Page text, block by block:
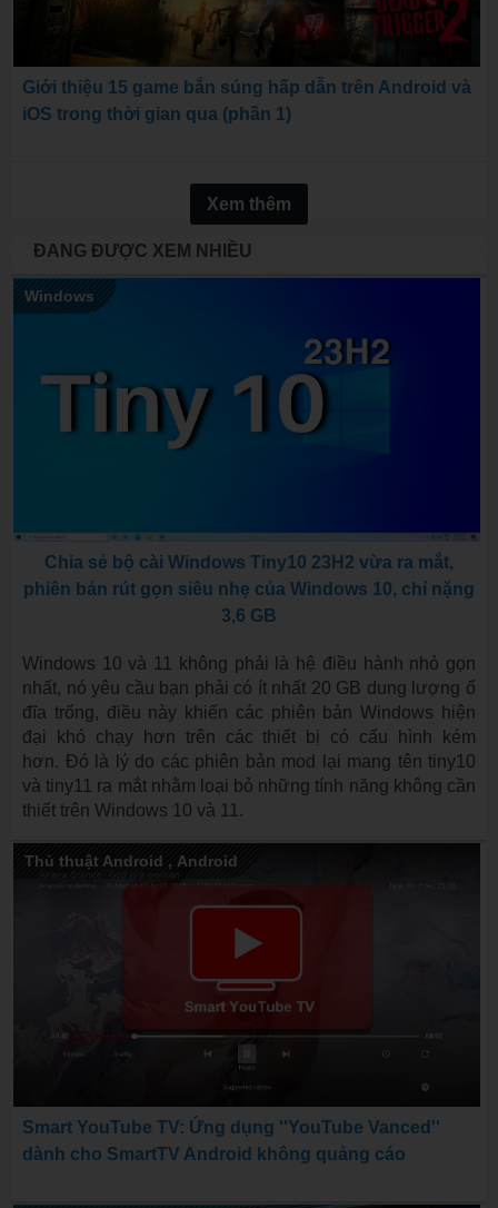
Giới thiệu 15 game bắn súng hấp dẫn trên Android và
iOS trong thời gian qua (phần 1)
Xem thêm
ĐANG ĐƯỢC XEM NHIỀU
Windows
Chia sẻ bộ cài Windows Tiny10 23H2 vừa ra mắt,
phiên bản rút gọn siêu nhẹ của Windows 10, chỉ nặng
3,6 GB
Windows 10 và 11 không phải là hệ điều hành nhỏ gọn
nhất, nó yêu cầu bạn phải có ít nhất 20 GB dung lượng ổ
đĩa trống, điều này khiến các phiên bản Windows hiện
đại khó chạy hơn trên các thiết bị có cấu hình kém
hơn. Đó là lý do các phiên bản mod lại mang tên tiny10
và tiny11 ra mắt nhằm loại bỏ những tính năng không cần
thiết trên Windows 10 và 11.
Thủ thuật Android , Android
Smart YouTube TV: Ứng dụng ''YouTube Vanced''
dành cho SmartTV Android không quảng cáo